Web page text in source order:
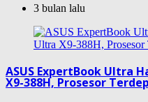
3 bulan lalu
ASUS ExpertBook Ultra
X9-388H, Prosesor